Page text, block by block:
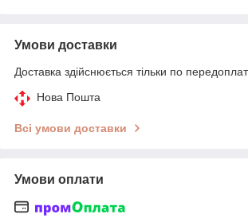
Умови доставки
Доставка здійснюється тільки по
Нова Пошта
Всі умови доставки
Умови оплати